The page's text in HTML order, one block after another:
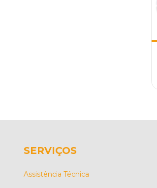
SERVIÇOS
Assistência Técnica